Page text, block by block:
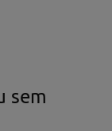
sem